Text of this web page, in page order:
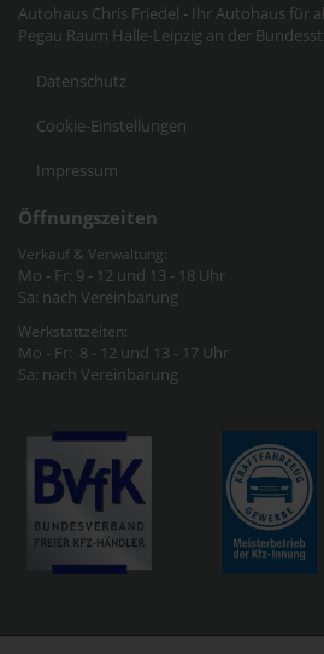
Autohaus Chris Friedel - Ihr Autohaus für
Pegau Raum Halle-Leipzig an der
Datenschutz
Cookie-Einstellungen
Impressum
Öffnungszeiten
Verkauf & Verwaltung:
Mo - Fr: 9 - 12 und 13 - 18 Uhr
Sa: nach Vereinbarung
Werkstattzeiten:
Mo - Fr: 8 - 12 und 13 - 17 Uhr
Sa: nach Vereinbarung